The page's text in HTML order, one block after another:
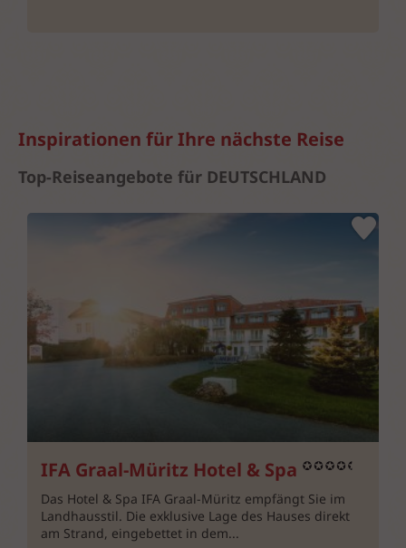
Inspirationen für Ihre nächste Reise
Top-Reiseangebote für DEUTSCHLAND
IFA Graal-Müritz Hotel & Spa
Das Hotel & Spa IFA Graal-Müritz empfängt Sie im
Landhausstil. Die exklusive Lage des Hauses direkt
am Strand, eingebettet in dem...